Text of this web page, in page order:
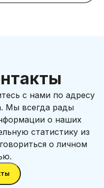
с нами по адресу
. Мы всегда рады
о наших
статистику из
о личном